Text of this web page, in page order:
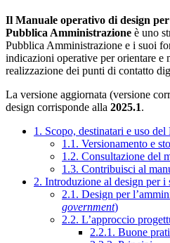
Il Manuale operativo di design
Pubblica Amministrazione è uno
Pubblica Amministrazione e i suoi
indicazioni operative per orientare e
realizzazione dei punti di contatto
La versione aggiornata (versione
design corrisponde alla 2025.1.
1. Scopo, destinatari e uso
1.1. Versionamento e
1.2. Consultazione del
1.3. Contribuisci al
2. Introduzione al design per
2.1. Design per
government)
2.2. L’approccio
2.2.1. Buone